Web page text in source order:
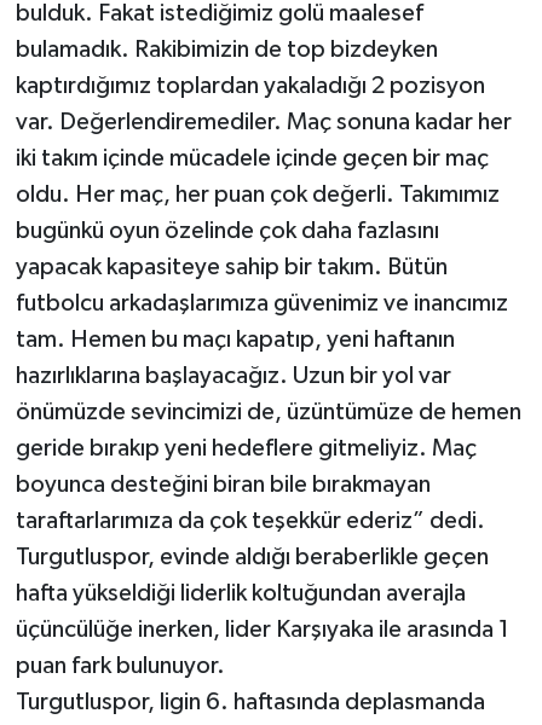
bulduk. Fakat istediğimiz golü maalesef
bulamadık. Rakibimizin de top bizdeyken
kaptırdığımız toplardan yakaladığı 2 pozisyon
var. Değerlendiremediler. Maç sonuna kadar her
iki takım içinde mücadele içinde geçen bir maç
oldu. Her maç, her puan çok değerli. Takımımız
bugünkü oyun özelinde çok daha fazlasını
yapacak kapasiteye sahip bir takım. Bütün
futbolcu arkadaşlarımıza güvenimiz ve inancımız
tam. Hemen bu maçı kapatıp, yeni haftanın
hazırlıklarına başlayacağız. Uzun bir yol var
önümüzde sevincimizi de, üzüntümüze de hemen
geride bırakıp yeni hedeflere gitmeliyiz. Maç
boyunca desteğini biran bile bırakmayan
taraftarlarımıza da çok teşekkür ederiz” dedi.
Turgutluspor, evinde aldığı beraberlikle geçen
hafta yükseldiği liderlik koltuğundan averajla
üçüncülüğe inerken, lider Karşıyaka ile arasında 1
puan fark bulunuyor.
Turgutluspor, ligin 6. haftasında deplasmanda